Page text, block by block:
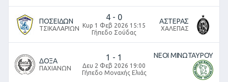
ΠΟΣΕΙΔΩΝ
ΤΣΙΚΑΛΑΡΙΩΝ
4 - 0
Κυρ 1 Φεβ 2026 15:15
Γήπεδο Σούδας
ΑΣΤΕΡΑΣ
ΧΑΛΕΠΑΣ
ΔΟΞΑ
ΠΑΧΙΑΝΩΝ
1 - 1
Δευ 2 Φεβ 2026 19:00
Γήπεδο Μοναχής Ελιάς
ΝΕΟΙ ΜΙΝΩΤΑΥΡΟΥ